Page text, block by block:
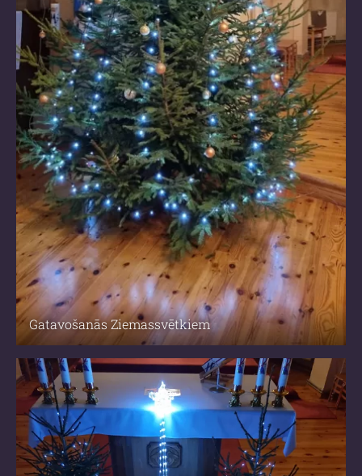
Gatavošanās Ziemassvētkiem